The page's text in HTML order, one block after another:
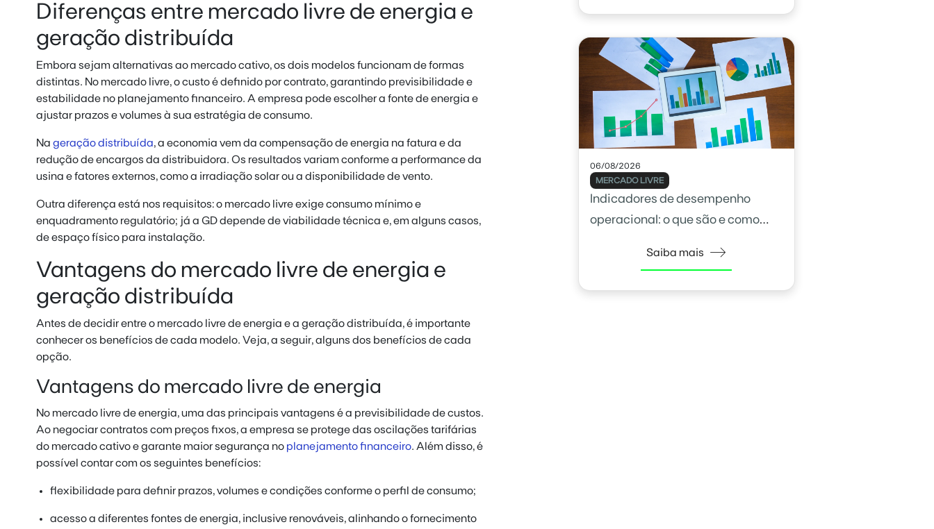
Diferenças entre mercado livre de energia e
geração distribuída
Embora sejam alternativas ao mercado cativo, os dois modelos funcionam de formas
distintas. No mercado livre, o custo é definido por contrato, garantindo previsibilidade e
estabilidade no planejamento financeiro. A empresa pode escolher a fonte de energia e
ajustar prazos e volumes à sua estratégia de consumo.
Na geração distribuída, a economia vem da compensação de energia na fatura e da
redução de encargos da distribuidora. Os resultados variam conforme a performance da
usina e fatores externos, como a irradiação solar ou a disponibilidade de vento.
Outra diferença está nos requisitos: o mercado livre exige consumo mínimo e
enquadramento regulatório; já a GD depende de viabilidade técnica e, em alguns casos,
de espaço físico para instalação.
Vantagens do mercado livre de energia e
geração distribuída
Antes de decidir entre o mercado livre de energia e a geração distribuída, é importante
conhecer os benefícios de cada modelo. Veja, a seguir, alguns dos benefícios de cada
opção.
Vantagens do mercado livre de energia
No mercado livre de energia, uma das principais vantagens é a previsibilidade de custos.
Ao negociar contratos com preços fixos, a empresa se protege das oscilações tarifárias
do mercado cativo e garante maior segurança no planejamento financeiro. Além disso, é
possível contar com os seguintes benefícios:
flexibilidade para definir prazos, volumes e condições conforme o perfil de consumo;
acesso a diferentes fontes de energia, inclusive renováveis, alinhando o fornecimento
06/08/2026
MERCADO LIVRE
Indicadores de desempenho
operacional: o que são e como
Saiba mais